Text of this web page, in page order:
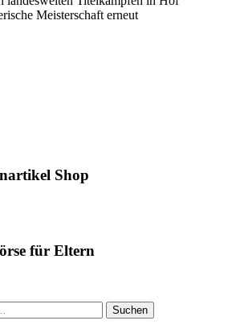
Meisterschaft erneut
Shop
für Eltern
Suchen